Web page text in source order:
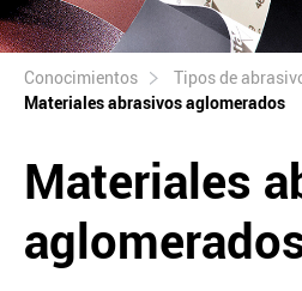
Conocimientos
Tipos de
Materiales abrasivos aglomerados
Materiales